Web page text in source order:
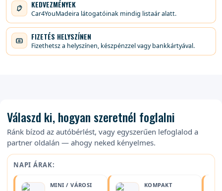
KEDVEZMÉNYEK
Car4YouMadeira látogatóinak mindig listaár alatt.
FIZETÉS HELYSZÍNEN
Fizethetsz a helyszínen, készpénzzel vagy bankkártyával.
Válaszd ki, hogyan szeretnél foglalni
Ránk bízod az autóbérlést, vagy egyszerűen lefoglalod a
partner oldalán — ahogy neked kényelmes.
NAPI ÁRAK:
MINI / VÁROSI KOMPAKT